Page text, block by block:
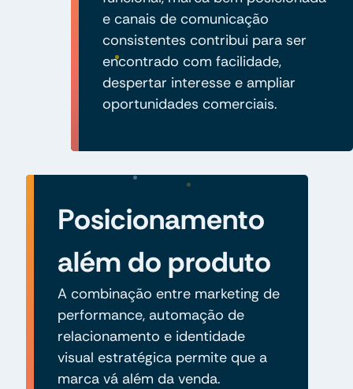
e canais de comunicação
consistentes contribui para ser
encontrado com facilidade,
despertar interesse e ampliar
oportunidades comerciais.
Posicionamento
além do produto
A combinação entre marketing de
performance, automação de
relacionamento e identidade
visual estratégica permite que a
marca vá além da venda.